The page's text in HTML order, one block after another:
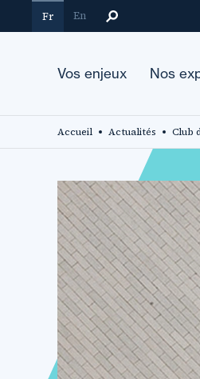
au
Fr En
Vos enjeux Nos
Accueil Actualités Club